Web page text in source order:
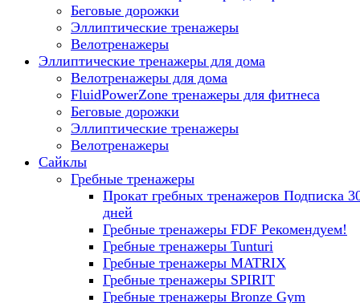
Беговые дорожки
Эллиптические тренажеры
Велотренажеры
Эллиптические тренажеры для дома
Велотренажеры для дома
FluidPowerZone тренажеры для фитнеса
Беговые дорожки
Эллиптические тренажеры
Велотренажеры
Сайклы
Гребные тренажеры
Прокат гребных тренажеров Подписка
дней
Гребные тренажеры FDF Рекомендуем!
Гребные тренажеры Tunturi
Гребные тренажеры MATRIX
Гребные тренажеры SPIRIT
Гребные тренажеры Bronze Gym